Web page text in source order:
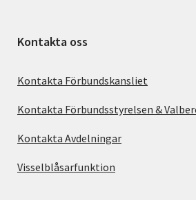
Kontakta oss
Kontakta Förbundskansliet
Kontakta Förbundsstyrelsen &
Kontakta Avdelningar
Visselblåsarfunktion